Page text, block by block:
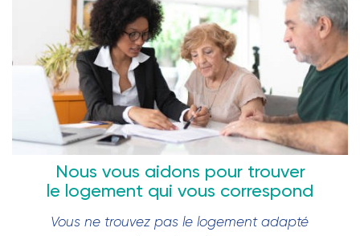
Nous vous aidons pour trouver
le logement qui vous correspond
Vous ne trouvez pas le logement adapté